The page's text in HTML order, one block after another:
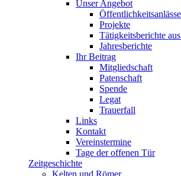
Unser Angebot
Öffentlichkeitsanlässe
Projekte
Tätigkeitsberichte
Jahresberichte
Ihr Beitrag
Mitgliedschaft
Patenschaft
Spende
Legat
Trauerfall
Links
Kontakt
Vereinstermine
Tage der offenen Tür
Zeitgeschichte
Kelten und Römer